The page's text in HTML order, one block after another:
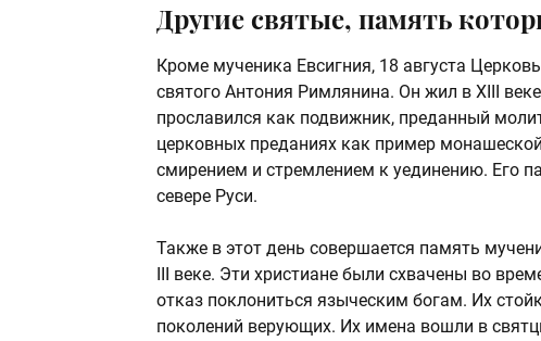
Другие святые, память
Кроме мученика Евсигния, 18 августа
святого Антония Римлянина. Он жил в XIII
прославился как подвижник, преданный
церковных преданиях как пример
смирением и стремлением к уединению. Его
севере Руси.
Также в этот день совершается память
III веке. Эти христиане были схвачены во
отказ поклониться языческим богам. Их
поколений верующих. Их имена вошли в